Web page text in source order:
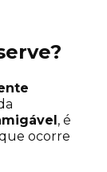
, é
ocorre